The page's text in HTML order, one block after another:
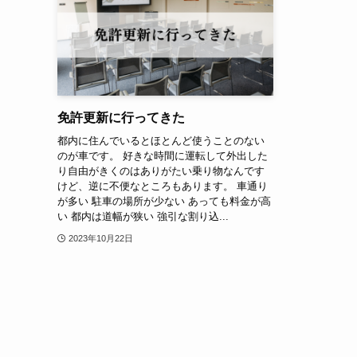
免許更新に行ってきた
都内に住んでいるとほとんど使うことのない
のが車です。 好きな時間に運転して外出した
り自由がきくのはありがたい乗り物なんです
けど、逆に不便なところもあります。 車通り
が多い 駐車の場所が少ない あっても料金が高
い 都内は道幅が狭い 強引な割り込...
2023年10月22日